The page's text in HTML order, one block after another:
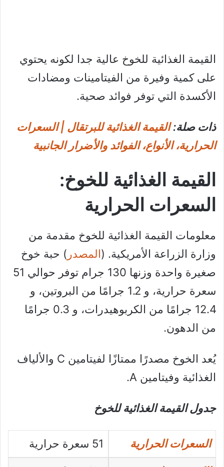
القيمة الغذائية للخوخ عالية جدا لكونه يحتوي
على كمية وفيرة من الفيتامينات ومضادات
الأكسدة التي توفر فوائد صحية.
ذات صلة: القيمة الغذائية للبرتقال | السعرات
الحرارية، الأنواع، الفوائد والأضرار الجانبية
القيمة الغذائية للخوخ:
السعرات الحرارية
معلومات القيمة الغذائية للخوخ مقدمة من
وزارة الزراعة الأمريكية. (المصدر ) حبة خوخ
صغيرة واحدة وزنها 130 جرام توفر حوالي 51
سعرة حرارية، و 1.2 جرامًا من البروتين، و
12.4 جرامًا من الكربوهيدرات، و 0.3 جرامًا
من الدهون.
يُعد الخوخ مصدرًا ممتازًا لفيتامين C والألياف
الغذائية وفيتامين A.
جدول القيمة الغذائية للخوخ
السعرات الحرارية 51 سعرة حرارية